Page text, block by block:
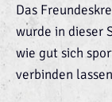
Das
wurde in dieser
wie gut sich
verbinden